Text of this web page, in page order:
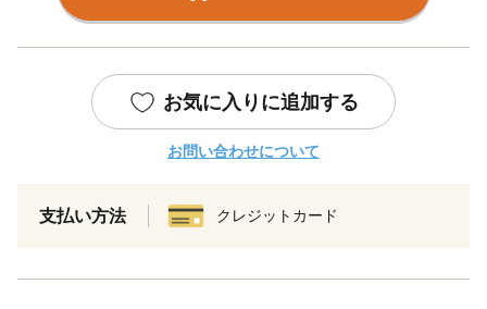
お気に入りに追加する
お問い合わせについて
支払い方法 クレジットカード